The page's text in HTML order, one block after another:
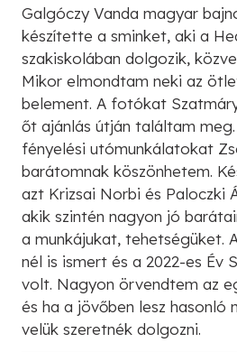
Galgóczy Vanda magyar
készítette a sminket, aki a
szakiskolában dolgozik,
Mikor elmondtam neki az
belement. A fotókat
őt ajánlás útján találtam
fényelési utómunkálatokat
barátomnak köszönhetem.
azt Krizsai Norbi és Paloczki
akik szintén nagyon jó
a munkájukat, tehetségüket.
nél is ismert és a 2022-es Év
volt. Nagyon örvendtem az
és ha a jövőben lesz hasonló
velük szeretnék dolgozni.